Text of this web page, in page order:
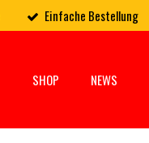
Einfache Bestellung
SHOP NEWS